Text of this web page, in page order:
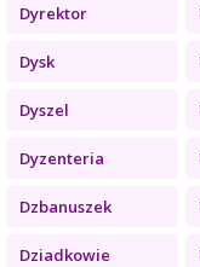
Dyrektor
Dysk
Dyszel
Dyzenteria
Dzbanuszek
Dziadkowie